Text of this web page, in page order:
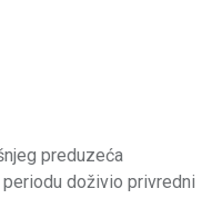
preduzeća
doživio privredni